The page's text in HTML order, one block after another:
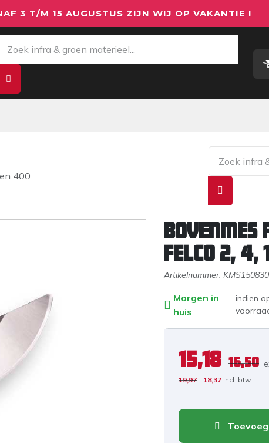
3 T/M 15 AUGUSTUS ZIJN WIJ OP VAKANTIE !
400
Felco 2, 4,
Artikelnummer:
Morgen in
huis
indien
15,18 16,50
19,97 18,37 incl. btw